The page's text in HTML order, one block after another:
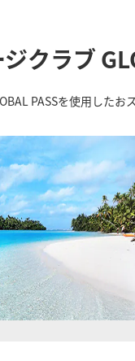
クラブ
PASSを使用した